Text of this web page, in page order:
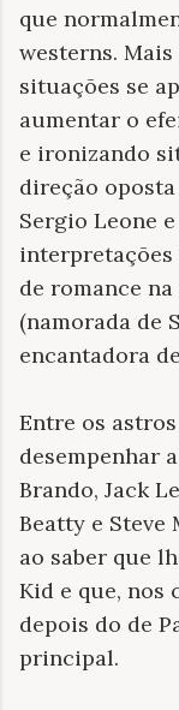
que
westerns.
situações se
aumentar o
e ironizando
direção
Sergio Leone
interpretações
de romance
(namorada de
encantadora
Entre os
desempenhar
Brando, Jack
Beatty e Steve
ao saber que
Kid e que, nos
depois do de
principal.